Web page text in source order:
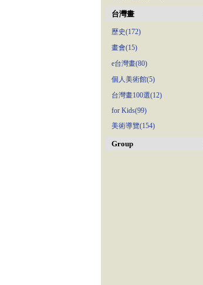
台灣畫
歷史(172)
畫會(15)
e台灣畫(80)
個人美術館(5)
台灣畫100選(12)
for Kids(99)
美術導覽(154)
Group